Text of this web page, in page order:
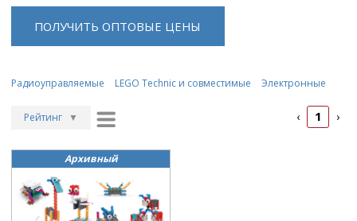
Бренды
Стать партнером
ПОЛУЧИТЬ ОПТОВЫЕ ЦЕНЫ
Радиоуправляемые LEGO Technic и совместимые Электронные
Рейтинг ▼
Дата ▲
Дата ▼
Цена
‹ 1 ›
Архивный